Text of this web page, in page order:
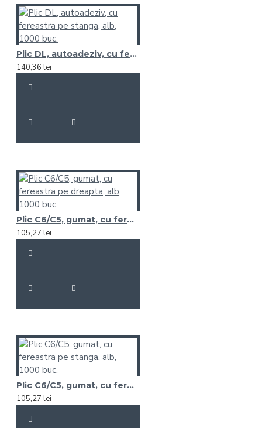
Plic DL, autoadeziv, cu fereastra pe stanga, alb, 1000 buc.
140,36 lei
Plic C6/C5, gumat, cu fereastra pe dreapta, alb, 1000 buc.
105,27 lei
Plic C6/C5, gumat, cu fereastra pe stanga, alb, 1000 buc.
105,27 lei